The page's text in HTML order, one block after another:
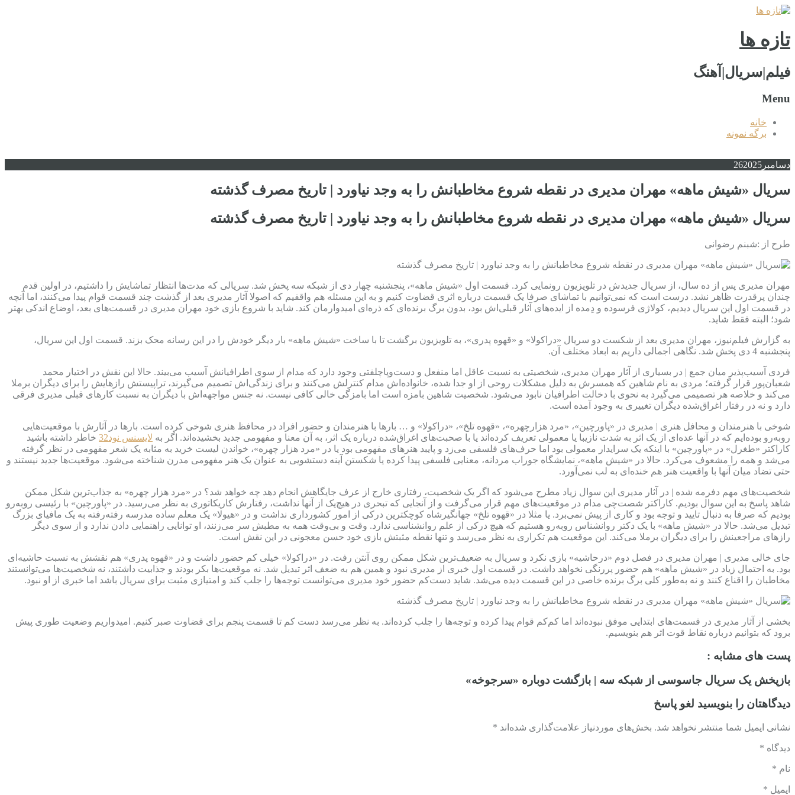
تازه ها
فیلم|سریال|آهنگ
Menu
خانه
برگه نمونه
دسامبر 262025
سریال «شیش ماهه» مهران مدیری در نقطه شروع مخاطبانش را به وجد نیاورد | تاریخ مصرف گذشته
سریال «شیش ماهه» مهران مدیری در نقطه شروع مخاطبانش را به وجد نیاورد | تاریخ مصرف گذشته
طرح از :شبنم رضوانی
مهران مدیری پس از ده سال، از سریال جدیدش در تلویزیون رونمایی کرد. قسمت اول «شیش‌ ماهه»، پنجشنبه چهار دی از شبکه سه پخش شد. سریالی که مدت‌ها انتظار تماشایش را داشتیم، در اولین قدم
چندان پرقدرت ظاهر نشد. درست است که نمی‌توانیم با تماشای صرفا یک قسمت درباره اثری قضاوت کنیم و به این مسئله هم واقفیم که اصولا آثار مدیری بعد از گذشت چند قسمت قوام پیدا می‌کنند، اما آنچه
در قسمت اول این سریال دیدیم، کولاژی فرسوده و دِمده از ایده‌های آثار قبلی‌اش بود، بدون برگ برنده‌ای که ذره‌ای امیدوارمان کند. شاید با شروع بازی خود مهران مدیری در قسمت‌های بعد، اوضاع اندکی بهتر
شود؛ البته فقط شاید.
به گزارش فیلم‌نیوز، مهران مدیری بعد از شکست دو سریال «دراکولا» و «قهوه پدری»، به تلویزیون برگشت تا با ساخت «شیش ماهه» بار دیگر خودش را در این رسانه محک بزند. قسمت اول این سریال،
پنجشنبه 4 دی پخش شد. نگاهی اجمالی داریم به ابعاد مختلف آن.
فردی آسیب‌پذیر میان جمع | در بسیاری از آثار مهران مدیری، شخصیتی به نسبت عاقل اما منفعل و دست‌وپاچلفتی وجود دارد که مدام از سوی اطرافیانش آسیب می‌بیند. حالا این نقش در اختیار محمد
شعبان‌پور قرار گرفته؛ مردی به نام شاهین که همسرش به دلیل مشکلات روحی از او جدا شده، خانواده‌اش مدام کنترلش می‌کنند و برای زندگی‌اش تصمیم می‌گیرند، تراپیستش رازهایش را برای دیگران برملا
می‌کند و خلاصه هر تصمیمی می‌گیرد به نحوی با دخالت اطرافیان نابود می‌شود. شخصیت شاهین بامزه است اما بامزگی خالی کافی نیست. نه جنس مواجهه‌اش با دیگران به نسبت کارهای قبلی مدیری فرقی
دارد و نه در رفتار اغراق‌شده دیگران تغییری به وجود آمده است.
شوخی با هنرمندان و محافل هنری | مدیری در «پاورچین»، «مرد هزارچهره»، «قهوه تلخ»، «دراکولا» و … بارها با هنرمندان و حضور افراد در محافظ هنری شوخی کرده است. بارها در آثارش با موقعیت‌هایی
روبه‌رو بوده‌ایم که در آنها عده‌ای از یک اثر به شدت نازیبا یا معمولی تعریف کرده‌اند یا با صحبت‌های اغراق‌شده درباره یک اثر، به آن معنا و مفهومی جدید بخشیده‌اند. اگر به لایسنس نود32
خاطر داشته باشید
کاراکتر «طغرل» در «پاورچین» با اینکه یک سرایدار معمولی بود اما حرف‌های فلسفی می‌‌زد و پایبد هنرهای مفهومی بود یا در «مرد هزار چهره»، خواندن لیست خرید به مثابه یک شعر مفهومی در نظر گرفته
می‌شد و همه را مشعوف می‌کرد. حالا در «شیش ماهه»، نمایشگاه جوراب مردانه، معنایی فلسفی پیدا کرده یا شکستن آینه دستشویی به عنوان یک هنر مفهومی مدرن شناخته می‌شود. موقعیت‌ها جدید نیستند و
حتی تضاد میان آنها با واقعیت هنر هم خنده‌‌ای به لب نمی‌آورد.
شخصیت‌های مهم دفرمه شده | در آثار مدیری این سوال زیاد مطرح می‌شود که اگر یک شخصیت، رفتاری خارج از عرف جایگاهش انجام دهد چه خواهد شد؟ در «مرد هزار چهره» به جذاب‌ترین شکل ممکن
شاهد پاسخ به این سوال بودیم. کاراکتر شصت‌چی مدام در موقعیت‌های مهم قرار می‌گرفت و از آنجایی که تبحری در هیچ‌یک از آنها نداشت، رفتارش کاریکاتوری به نظر می‌رسید. در «پاورچین» با رئیسی روبه‌رو
بودیم که صرفا به دنبال تایید و توجه بود و کاری از پیش نمی‌برد. یا مثلا در «قهوه تلخ» جهانگیرشاه کوچکترین درکی از امور کشورداری نداشت و در «هیولا» یک معلم ساده مدرسه رفته‌رفته به یک مافیای بزرگ
تبدیل می‌شد. حالا در «شیش ماهه» با یک دکتر روانشناس روبه‌رو هستیم که هیچ درکی از علم روانشناسی ندارد. وقت و بی‌وقت همه به مطبش سر می‌زنند، او توانایی راهنمایی دادن ندارد و از سوی دیگر
رازهای مراجعینش را برای دیگران برملا می‌کند. این موقعیت هم تکراری به نظر می‌رسد و تنها نقطه مثبتش بازی خود حسن معجونی در این نقش است.
جای خالی مدیری | مهران مدیری در فصل دوم «درحاشیه» بازی نکرد و سریال به ضعیف‌ترین شکل ممکن روی آنتن رفت. در «دراکولا» خیلی کم حضور داشت و در «قهوه پدری» هم نقشش به نسبت حاشیه‌ای
بود. به احتمال زیاد در «شیش ماهه» هم حضور پررنگی نخواهد داشت. در قسمت اول خبری از مدیری نبود و همین هم به ضعف اثر تبدیل شد. نه موقعیت‌ها بکر بودند و جذابیت داشتند، نه شخصیت‌ها می‌توانستند
مخاطبان را اقناع کنند و نه به‌طور کلی برگ برنده خاصی در این قسمت دیده می‌شد. شاید دست‌کم حضور خود مدیری می‌توانست توجه‌ها را جلب کند و امتیازی مثبت برای سریال باشد اما خبری از او نبود.
بخشی از آثار مدیری در قسمت‌های ابتدایی موفق نبوده‌اند اما کم‌کم قوام پیدا کرده و توجه‌ها را جلب کرده‌اند. به نظر می‌رسد دست کم تا قسمت پنجم برای قضاوت صبر کنیم. امیدواریم وضعیت طوری پیش
برود که بتوانیم درباره نقاط قوت اثر هم بنویسیم.
پست های مشابه :
بازپخش یک سریال جاسوسی از شبکه سه | بازگشت دوباره «سرجوخه»
دیدگاهتان را بنویسید لغو پاسخ
نشانی ایمیل شما منتشر نخواهد شد. بخش‌های موردنیاز علامت‌گذاری شده‌اند *
دیدگاه *
نام *
ایمیل *